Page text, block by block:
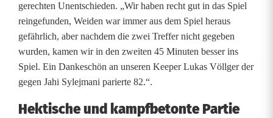
s
i
e
b
t
gerechten Unentschieden. „Wir haben recht gut in das Spiel
reingefunden, Weiden war immer aus dem Spiel heraus
gefährlich, aber nachdem die zwei Treffer nicht gegeben
wurden, kamen wir in den zweiten 45 Minuten besser ins
Spiel. Ein Dankeschön an unseren Keeper Lukas Völlger der
gegen Jahi Sylejmani parierte 82.“.
Hektische und kampfbetonte Partie